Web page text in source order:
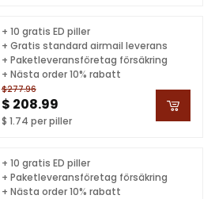
$277.96
$ 208.99
$ 1.74 per piller
+ 10 gratis ED piller
+ Gratis standard airmail leverans
+ Paketleveransföretag försäkring
+ Nästa order 10% rabatt
+ 10 gratis ED piller
+ Paketleveransföretag försäkring
+ Nästa order 10% rabatt